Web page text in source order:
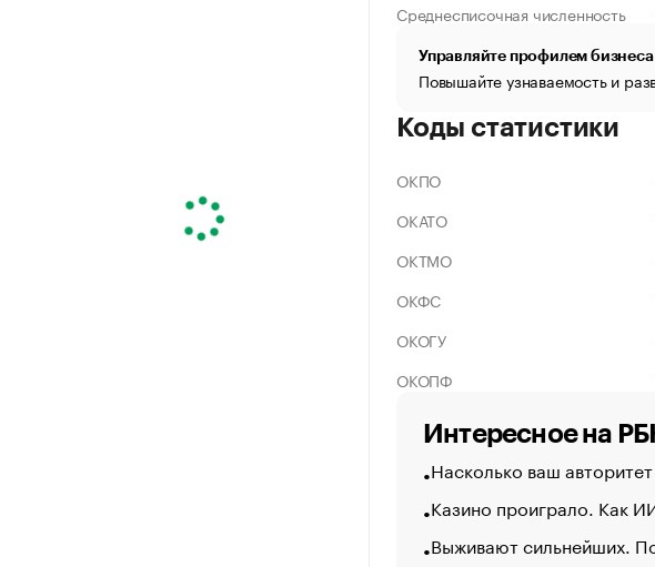
Среднесписочная численность
Управляйте профилем
Повышайте узнаваемость и
Коды статистики
ОКПО
ОКАТО
ОКТМО
ОКФС
ОКОГУ
ОКОПФ
Интересное на
Насколько ваш
Казино проиграло. Как
Выживают сильнейших.